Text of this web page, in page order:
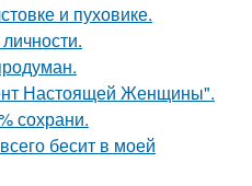
и пуховике.
Настоящей Женщины".
сохрани.
бесит в моей